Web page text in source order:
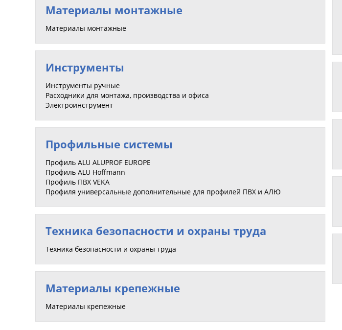
Материалы монтажные
Материалы монтажные
Инструменты
Инструменты ручные
Расходники для монтажа, производства и офиса
Электроинструмент
Профильные системы
Профиль ALU ALUPROF EUROPE
Профиль ALU Hoffmann
Профиль ПВХ VEKA
Профиля универсальные дополнительные для профилей ПВХ и АЛЮ
Техника безопасности и охраны труда
Техника безопасности и охраны труда
Материалы крепежные
Материалы крепежные